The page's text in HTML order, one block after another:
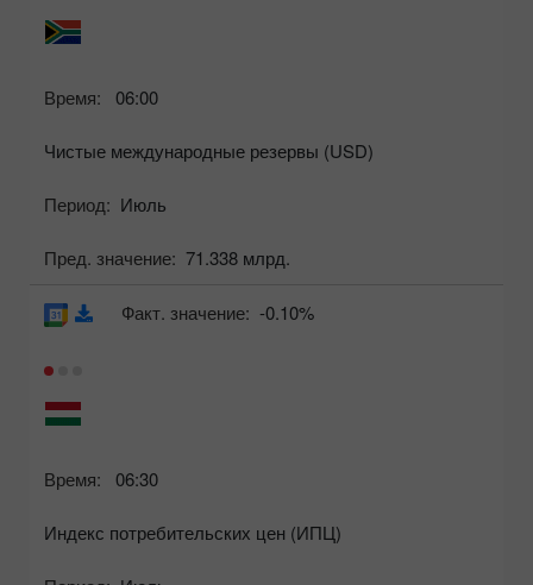
Время: 06:00
Чистые международные резервы (USD)
Период: Июль
Пред. значение: 71.338 млрд.
Время: 06:30
Индекс потребительских цен (ИПЦ)
Факт. значение: -0.10%